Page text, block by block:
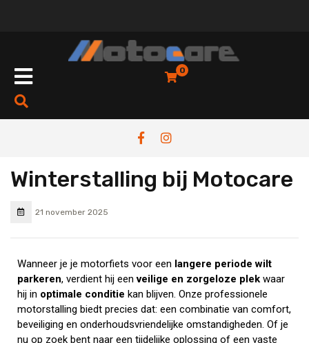
0
Winterstalling bij Motocare
21 november 2025
Wanneer je je motorfiets voor een langere periode wilt
parkeren, verdient hij eenveilige en zorgeloze plek waar
hij in optimale conditie kan blijven. Onze professionele
motorstalling biedt precies dat: een combinatie van comfort,
beveiliging en onderhoudsvriendelijke omstandigheden. Of je
nu op zoek bent naar een tijdelijke oplossing of een vaste